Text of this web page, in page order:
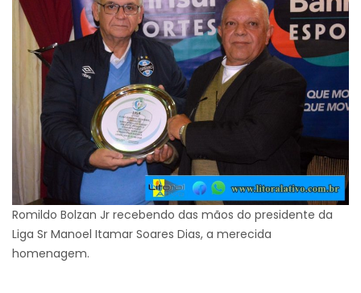
Romildo Bolzan Jr recebendo das mãos do presidente da
Liga Sr Manoel Itamar Soares Dias, a merecida
homenagem.